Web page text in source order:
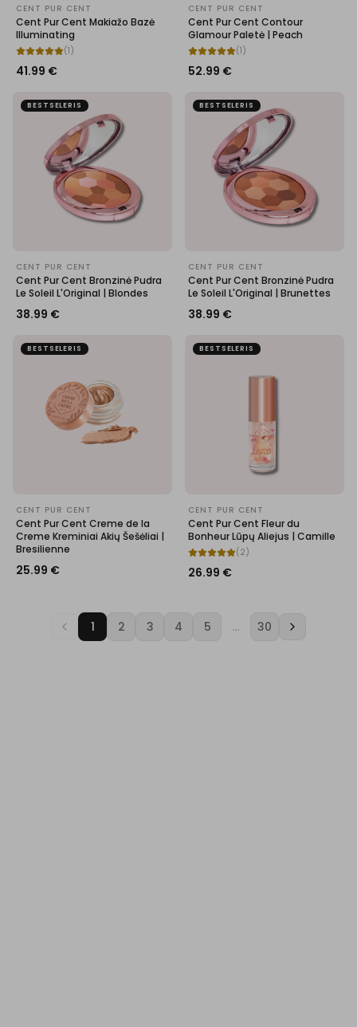
CENT PUR CENT
Cent Pur Cent Makiažo Bazė
Illuminating
(1 )
41.99 €
CENT PUR CENT
Cent Pur Cent Contour
Glamour Paletė | Peach
(1 )
52.99 €
BESTSELERIS
CENT PUR CENT
Cent Pur Cent Bronzinė Pudra
Le Soleil L'Original | Blondes
38.99 €
BESTSELERIS
CENT PUR CENT
Cent Pur Cent Bronzinė Pudra
Le Soleil L'Original | Brunettes
38.99 €
BESTSELERIS
CENT PUR CENT
Cent Pur Cent Creme de la
Creme Kreminiai Akių Šešėliai |
Bresilienne
25.99 €
BESTSELERIS
CENT PUR CENT
Cent Pur Cent Fleur du
Bonheur Lūpų Aliejus | Camille
( 2 )
26.99 €
1 2 3 4 5 … 30